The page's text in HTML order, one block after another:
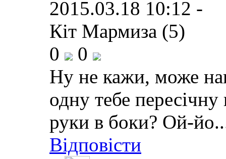
2015.03.18 10:12 -
Кіт Мармиза (5)
0
0
Ну не кажи, може
одну тебе
руки в боки? Ой-
Відповісти